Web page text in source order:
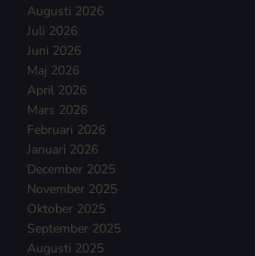
Augusti 2026
Juli 2026
Juni 2026
Maj 2026
April 2026
Mars 2026
Februari 2026
Januari 2026
December 2025
November 2025
Oktober 2025
September 2025
Augusti 2025